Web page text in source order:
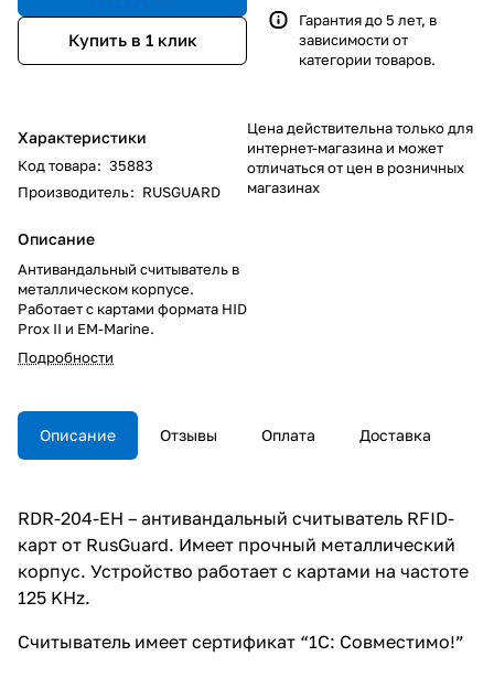
Купить в 1 клик
Характеристики
Код товара: 35883
Производитель: RUSGUARD
Описание
Антивандальный считыватель в
металлическом корпусе.
Работает с картами формата HID
Prox II и EM-Marine.
Подробности
Гарантия до 5 лет, в
зависимости от
категории товаров.
Цена действительна только для
интернет-магазина и может
отличаться от цен в розничных
магазинах
Описание Отзывы Оплата Доставка
RDR-204-EH – антивандальный считыватель RFID-
карт от RusGuard. Имеет прочный металлический
корпус. Устройство работает с картами на частоте
125 KHz.
Считыватель имеет сертификат “1С: Совместимо!”